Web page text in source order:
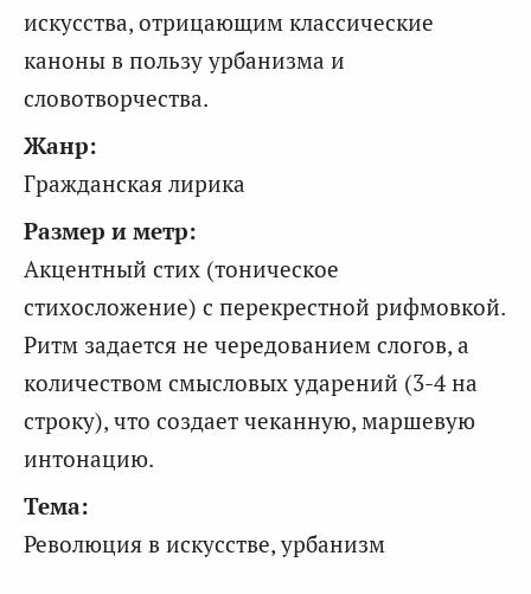
искусства, отрицающим классические
каноны в пользу урбанизма и
словотворчества.
Жанр:
Гражданская лирика
Размер и метр:
Акцентный стих (тоническое
стихосложение) с перекрестной рифмовкой.
Ритм задается не чередованием слогов, а
количеством смысловых ударений (3-4 на
строку), что создает чеканную, маршевую
интонацию.
Тема:
Революция в искусстве, урбанизм